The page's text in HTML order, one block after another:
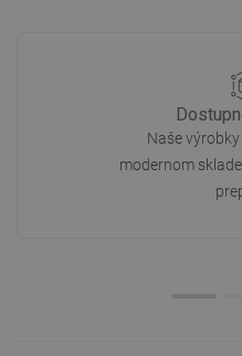
Naše
modernom